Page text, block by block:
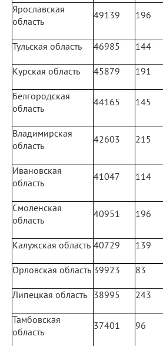
Ярославская
область
49139 196
Тульская область 46985 144
Курская область 45879 191
Белгородская
область
44165 145
Владимирская
область
42603 215
Ивановская
область
41047 114
Смоленская
область
40951 196
Калужская область 40729 139
Орловская область 39923 83
Липецкая область 38995 243
Тамбовская
область
37401 96